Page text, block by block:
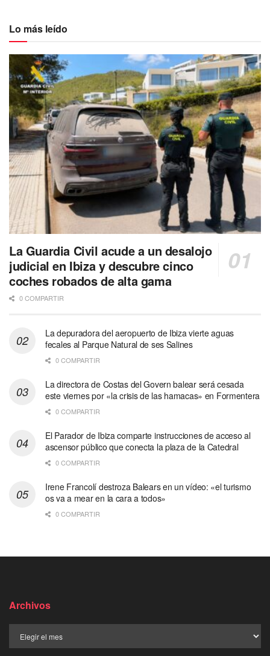
Lo más leído
La Guardia Civil acude a un desalojo
judicial en Ibiza y descubre cinco
coches robados de alta gama
0 COMPARTIR
La depuradora del aeropuerto de Ibiza vierte aguas
fecales al Parque Natural de ses Salines
0 COMPARTIR
La directora de Costas del Govern balear será cesada
este viernes por «la crisis de las hamacas» en Formentera
0 COMPARTIR
El Parador de Ibiza comparte instrucciones de acceso al
ascensor público que conecta la plaza de la Catedral
0 COMPARTIR
Irene Francolí destroza Balears en un vídeo: «el turismo
os va a mear en la cara a todos»
0 COMPARTIR
Archivos